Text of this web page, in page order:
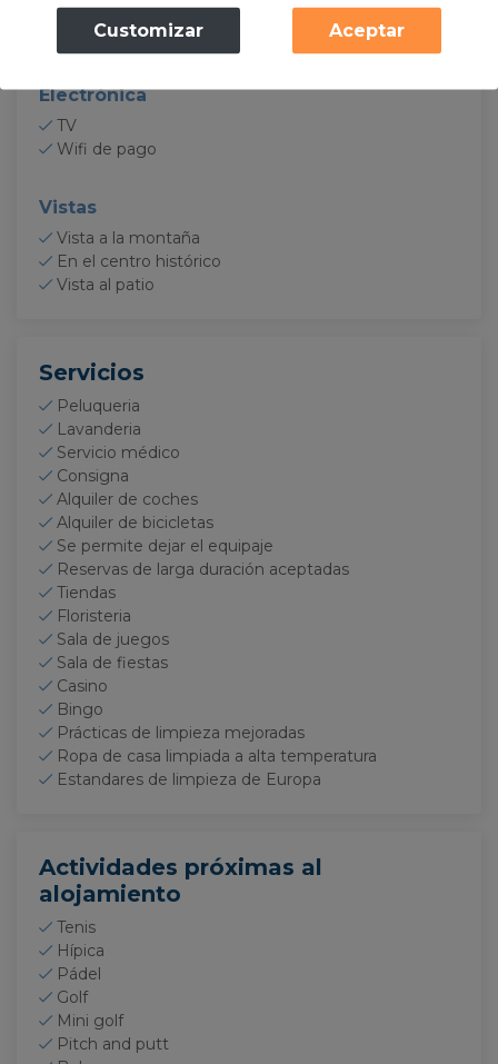
Batidora
Vajilla
Bandeja para horno
Electrónica
TV
Wifi de pago
Vistas
Vista a la montaña
En el centro histórico
Vista al patio
Servicios
Peluqueria
Lavanderia
Servicio médico
Consigna
Alquiler de coches
Alquiler de bicicletas
Se permite dejar el equipaje
Reservas de larga duración aceptadas
Tiendas
Floristeria
Sala de juegos
Sala de fiestas
Casino
Bingo
Prácticas de limpieza mejoradas
Ropa de casa limpiada a alta temperatura
Estandares de limpieza de Europa
Actividades próximas al
alojamiento
Tenis
Hípica
Pádel
Golf
Mini golf
Pitch and putt
Necesarias
Estas cookies son necesarias para el
Almacenamos cookies con Google Analytics
volumen de visitas del sitio web.
Customizar Aceptar